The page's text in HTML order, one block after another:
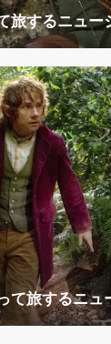
旅するニュー
て旅するニュ